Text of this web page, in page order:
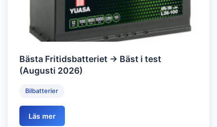
Bästa Fritidsbatteriet → Bäst i test
(Augusti 2026)
Bilbatterier
Läs mer